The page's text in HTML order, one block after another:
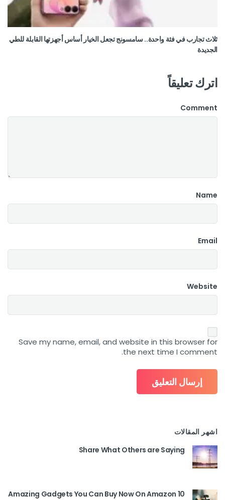
ثلاث تجارب في فئة واحدة.. سامسونج تجعل الخيار أساس أجهزتها القابلة للطي
الجديدة
اترك تعليقاً
Comment
Name
Email
Website
Save my name, email, and website in this browser for
the next time I comment.
اشهر المقالات
Share What Others are Saying
10 Amazing Gadgets You Can Buy Now On Amazon